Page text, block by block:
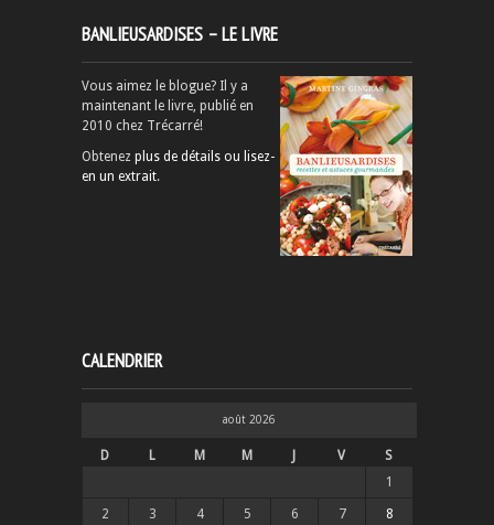
BANLIEUSARDISES – LE LIVRE
Vous aimez le blogue? Il y a
maintenant le livre, publié en
2010 chez Trécarré!
Obtenez plus de détails ou lisez-
en un extrait.
CALENDRIER
août 2026
D L M M J V
S
1
2 3 4 5 6 7 8